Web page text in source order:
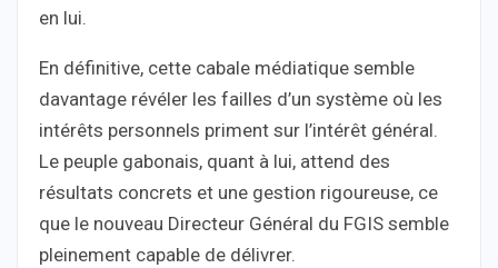
en lui.
En définitive, cette cabale médiatique semble
davantage révéler les failles d’un système où les
intérêts personnels priment sur l’intérêt général.
Le peuple gabonais, quant à lui, attend des
résultats concrets et une gestion rigoureuse, ce
que le nouveau Directeur Général du FGIS semble
pleinement capable de délivrer.